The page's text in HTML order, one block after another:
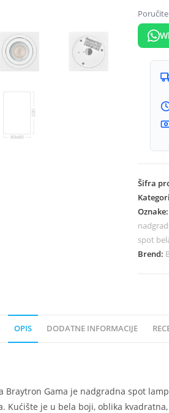
bela
Braytron
Gama
(visina
količina
Šifra
Oznake:
spot
Brend:
OPIS DODATNE INFORMACIJE
Braytron Gama je nadgradna spot
Kućište je u bela boji, oblika